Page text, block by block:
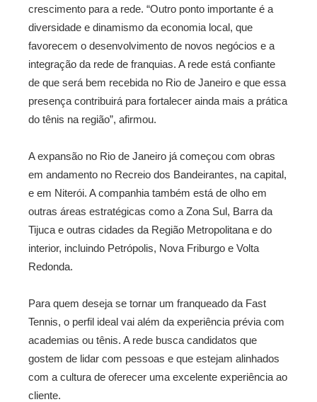
crescimento para a rede. “Outro ponto importante é a
diversidade e dinamismo da economia local, que
favorecem o desenvolvimento de novos negócios e a
integração da rede de franquias. A rede está confiante
de que será bem recebida no Rio de Janeiro e que essa
presença contribuirá para fortalecer ainda mais a prática
do tênis na região”, afirmou.
A expansão no Rio de Janeiro já começou com obras
em andamento no Recreio dos Bandeirantes, na capital,
e em Niterói. A companhia também está de olho em
outras áreas estratégicas como a Zona Sul, Barra da
Tijuca e outras cidades da Região Metropolitana e do
interior, incluindo Petrópolis, Nova Friburgo e Volta
Redonda.
Para quem deseja se tornar um franqueado da Fast
Tennis, o perfil ideal vai além da experiência prévia com
academias ou tênis. A rede busca candidatos que
gostem de lidar com pessoas e que estejam alinhados
com a cultura de oferecer uma excelente experiência ao
cliente.